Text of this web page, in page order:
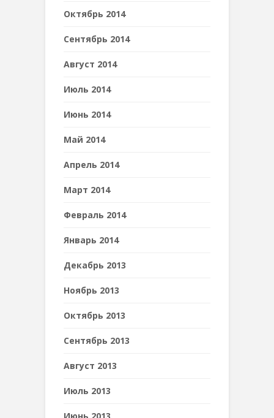
Октябрь 2014
Сентябрь 2014
Август 2014
Июль 2014
Июнь 2014
Май 2014
Апрель 2014
Март 2014
Февраль 2014
Январь 2014
Декабрь 2013
Ноябрь 2013
Октябрь 2013
Сентябрь 2013
Август 2013
Июль 2013